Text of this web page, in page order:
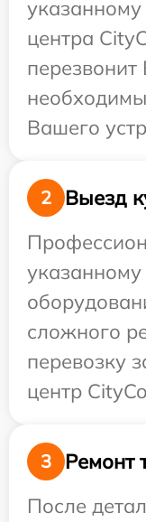
указанному
центра
Вашего
2
Выезд
сложного
перевозку
центр
3
Ремонт
После